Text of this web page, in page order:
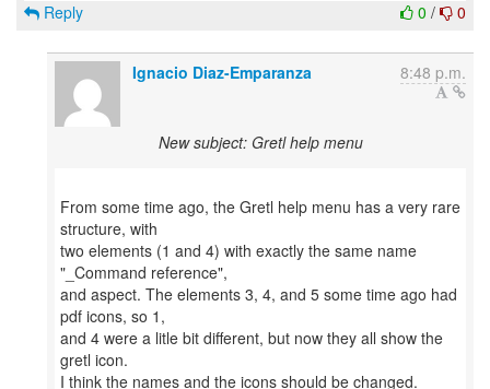
0 / 0
Reply
Ignacio Diaz-Emparanza 8:48 p.m.
New subject: Gretl help menu
From some time ago, the Gretl help menu has a very rare
structure, with
two elements (1 and 4) with exactly the same name
"_Command reference",
and aspect. The elements 3, 4, and 5 some time ago had
pdf icons, so 1,
and 4 were a litle bit different, but now they all show the
gretl icon.
I think the names and the icons should be changed.